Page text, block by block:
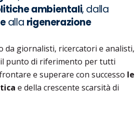
ambientali, dalla
alla rigenerazione
da giornalisti, ricercatori e analisti,
punto di riferimento per tutti
e superare con successo le
e della crescente scarsità di